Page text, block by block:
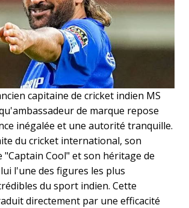
capitaine de cricket indien MS
de marque repose
inégalée et une autorité tranquille.
du cricket international, son
"Captain Cool" et son héritage de
l'une des figures les plus
du sport indien. Cette
directement par une efficacité